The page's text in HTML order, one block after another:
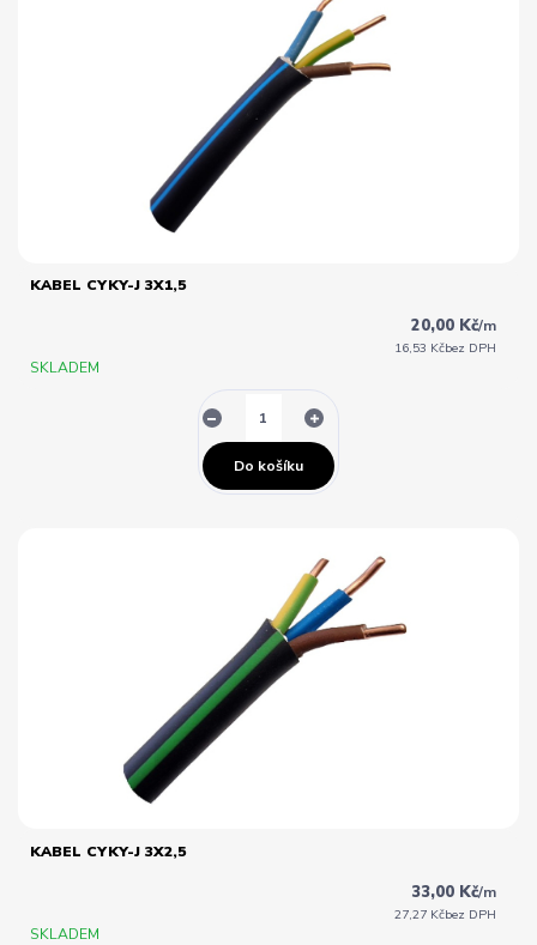
KABEL CYKY-J 3X1,5
20,00 Kč/m
16,53 Kčbez DPH
SKLADEM
Do košíku
KABEL CYKY-J 3X2,5
33,00 Kč/m
27,27 Kčbez DPH
SKLADEM